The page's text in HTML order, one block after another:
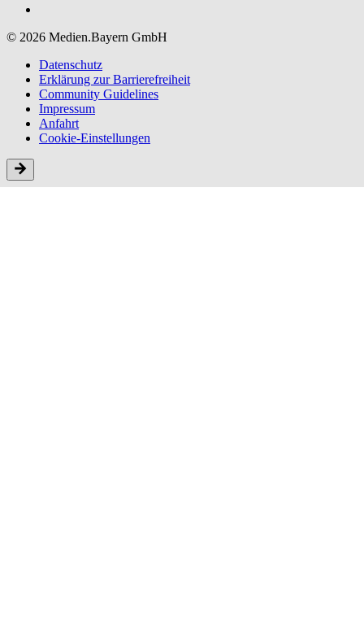
© 2026 Medien.Bayern GmbH
Datenschutz
Erklärung zur Barriere­freiheit
Community Guidelines
Impressum
Anfahrt
Cookie-Einstellungen